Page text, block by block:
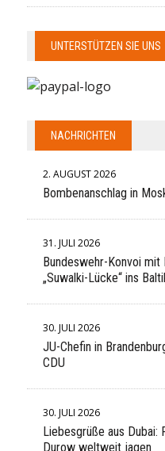
UNTERSTÜTZEN SIE UNS
NACHRICHTEN
2. AUGUST 2026
Bombenanschlag in
31. JULI 2026
Bundeswehr-Konvoi
„Suwalki-Lücke“ ins
30. JULI 2026
JU-Chefin in
CDU
30. JULI 2026
Liebesgrüße aus Dubai:
Durow weltweit jagen